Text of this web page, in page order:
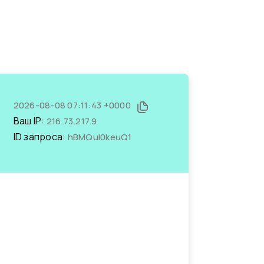
2026-08-08 07:11:43 +0000
Ваш IP: 216.73.217.9
ID запроса: hBMQul0keuQ1